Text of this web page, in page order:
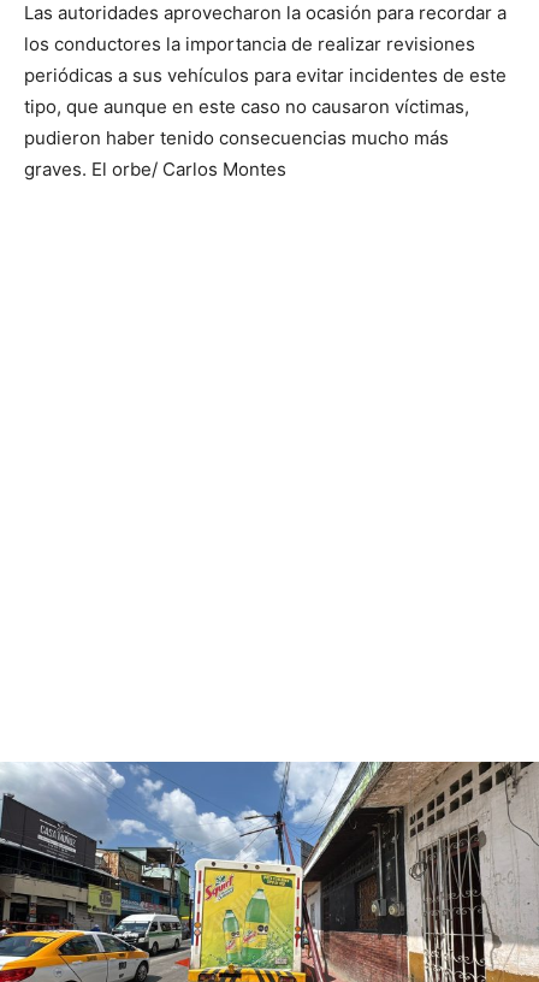
Las autoridades aprovecharon la ocasión para recordar a
los conductores la importancia de realizar revisiones
periódicas a sus vehículos para evitar incidentes de este
tipo, que aunque en este caso no causaron víctimas,
pudieron haber tenido consecuencias mucho más
graves. El orbe/ Carlos Montes